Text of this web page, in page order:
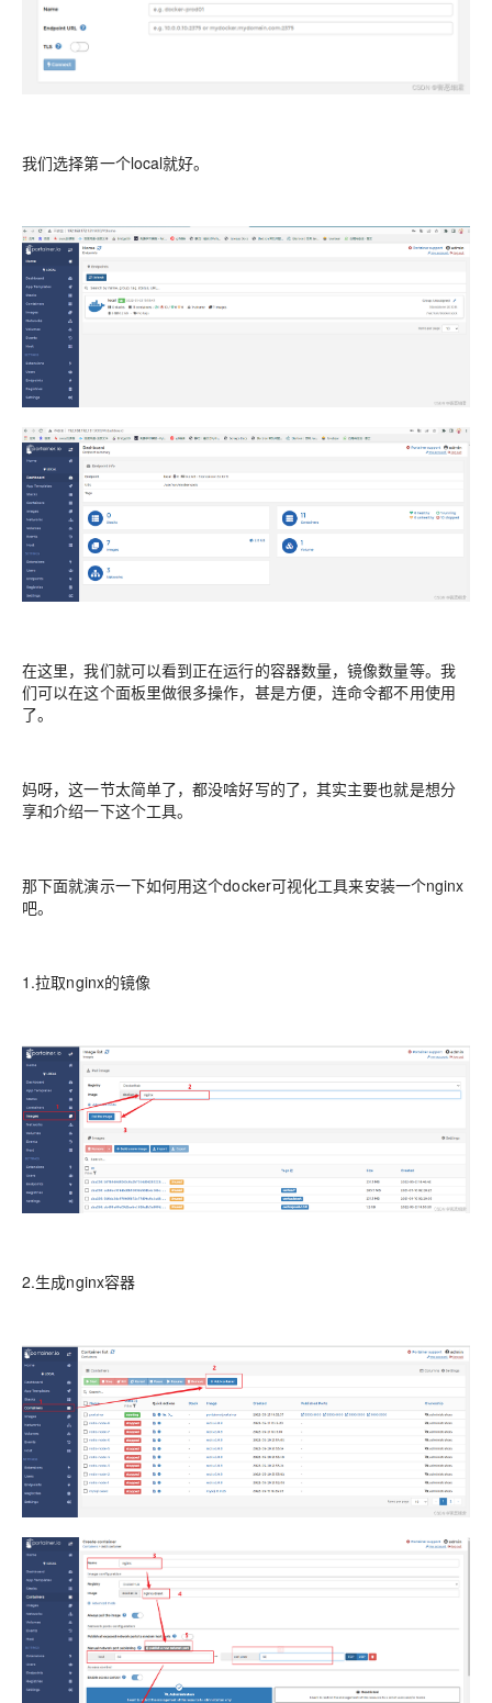
我们选择第一个local就好。
在这里，我们就可以看到正在运行的容器数量，镜像数量等。我
们可以在这个面板里做很多操作，甚是方便，连命令都不用使用
了。
妈呀，这一节太简单了，都没啥好写的了，其实主要也就是想分
享和介绍一下这个工具。
那下面就演示一下如何用这个docker可视化工具来安装一个nginx
吧。
1.拉取nginx的镜像
2.生成nginx容器